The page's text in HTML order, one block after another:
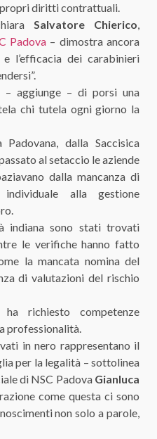
diritti contrattuali.
Salvatore Chierico,
Padova – dimostra ancora
l’efficacia dei carabinieri
aggiunge – di porsi una
chi tutela ogni giorno la
dalla Saccisica
al setaccio le aziende
dalla mancanza di
alla gestione
indiana sono stati trovati
le verifiche hanno fatto
la mancata nomina del
di valutazioni del rischio
richiesto competenze
professionalità.
in nero rappresentano il
per la legalità – sottolinea
di NSC Padova Gianluca
come questa ci sono
non solo a parole,